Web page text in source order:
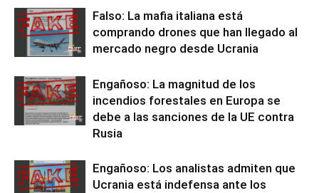
Falso: La mafia italiana está
comprando drones que han llegado al
mercado negro desde Ucrania
Engañoso: La magnitud de los
incendios forestales en Europa se
debe a las sanciones de la UE contra
Rusia
Engañoso: Los analistas admiten que
Ucrania está indefensa ante los